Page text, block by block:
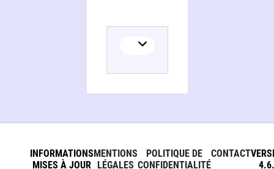
INFORMATIONS
MISES À JOUR
MENTIONS
LÉGALES
POLITIQUE DE
CONFIDENTIALITÉ
CONTACT